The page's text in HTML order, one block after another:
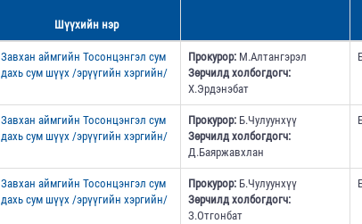
Шүүхийн нэр
Завхан аймгийн Тосонцэнгэл сум
дахь сум шүүх /эрүүгийн хэргийн/
Прокурор:М.Алтангэрэл
Зөрчилд холбогдогч:
Х.Эрдэнэбат
Завхан аймгийн Тосонцэнгэл сум
дахь сум шүүх /эрүүгийн хэргийн/
Прокурор:Б.Чулуунхүү
Зөрчилд холбогдогч:
Д.Баяржавхлан
Завхан аймгийн Тосонцэнгэл сум
дахь сум шүүх /эрүүгийн хэргийн/
Прокурор:Б.Чулуунхүү
Зөрчилд холбогдогч:
З.Отгонбат